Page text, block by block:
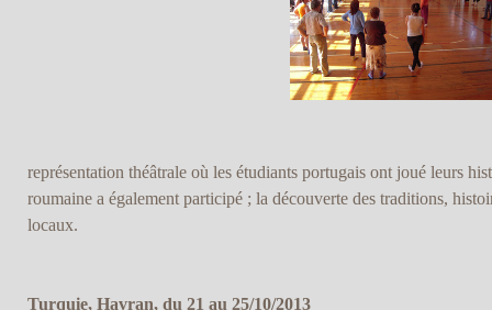
représentation théâtrale où les étudiants portugais ont joué leurs
roumaine a également participé ; la découverte des traditions,
locaux.
Turquie, Havran, du 21 au 25/10/2013